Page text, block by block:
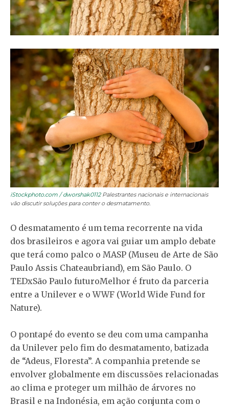
iStockphoto.com / dworshak0112Palestrantes nacionais e internacionais
vão discutir soluções para conter o desmatamento.
O desmatamento é um tema recorrente na vida
dos brasileiros e agora vai guiar um amplo debate
que terá como palco o MASP (Museu de Arte de São
Paulo Assis Chateaubriand), em São Paulo. O
TEDxSão Paulo futuroMelhor é fruto da parceria
entre a Unilever e o WWF (World Wide Fund for
Nature).
O pontapé do evento se deu com uma campanha
da Unilever pelo fim do desmatamento, batizada
de “Adeus, Floresta”. A companhia pretende se
envolver globalmente em discussões relacionadas
ao clima e proteger um milhão de árvores no
Brasil e na Indonésia, em ação conjunta com o